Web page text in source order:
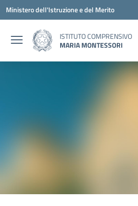
Vai ai contenuti
Vai al menu di navigazione
Vai al footer
Ministero dell'Istruzione e del Merito
ISTITUTO COMPRENSIVO
MARIA MONTESSORI